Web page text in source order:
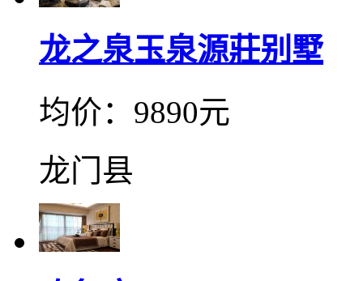
龙之泉玉泉源莊别墅
均价：9890元
龙门县